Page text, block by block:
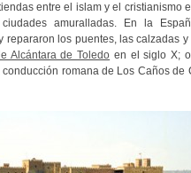
entre el islam y el cristianismo
amuralladas. En la
repararon los puentes, las calzadas y
Alcántara de Toledo en el siglo X;
romana de Los Caños